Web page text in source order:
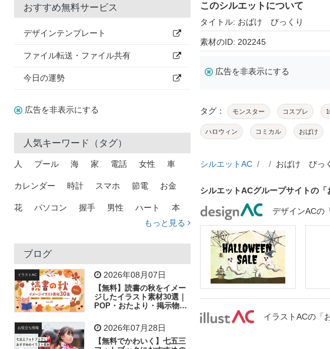
おすすめ無料サービス
デザインテンプレート
ファイル転送・ファイル共有
今日の運勢
広告を非表示にする
人気キーワード（タグ）
人 プール 海 家 電話 女性 車
カレンダー 時計 スマホ 節電 お金
花 パソコン 握手 男性 ハート 本
トラック 木
吹き出し
飛行機 グラフ ビル 魚 家族 書類
歩く 工場 会社 太陽 キラキラ
子供 作業員 葉 相談 ピクトグラム
もっと見る
ブログ
イラストAC 2026年08月07日
【無料】読書の秋をイメー
ジしたイラスト素材30選｜
POP・おたより・掲示物に
お役立ち情報 2026年07月28日
【無料でかわいく】七五三
このシルエットについて
タイトル: おばけ びっくり
素材のID: 202245
広告を非表示にする
タグ： モンスター コスプレ
ハロウィン コミカル おばけ
シルエットAC おばけ びっ
シルエットACグループサイトの
デザインACの
イラストACの「